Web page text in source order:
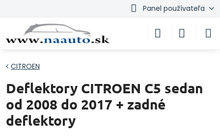
Panel používateľa
CITROEN
Deflektory CITROEN C5 sedan
od 2008 do 2017 + zadné
deflektory